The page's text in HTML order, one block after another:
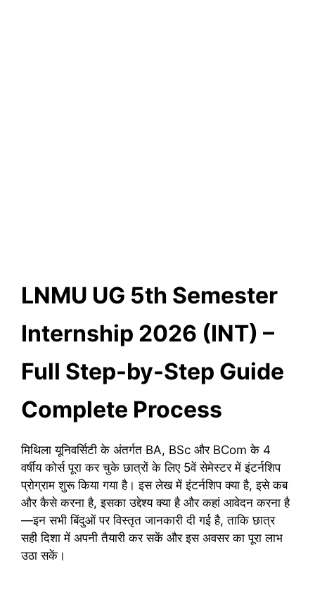
LNMU UG 5th Semester
Internship 2026 (INT) –
Full Step-by-Step Guide
Complete Process
मिथिला यूनिवर्सिटी के अंतर्गत BA, BSc और BCom के 4
वर्षीय कोर्स पूरा कर चुके छात्रों के लिए 5वें सेमेस्टर में इंटर्नशिप
प्रोग्राम शुरू किया गया है। इस लेख में इंटर्नशिप क्या है, इसे कब
और कैसे करना है, इसका उद्देश्य क्या है और कहां आवेदन करना है
—इन सभी बिंदुओं पर विस्तृत जानकारी दी गई है, ताकि छात्र
सही दिशा में अपनी तैयारी कर सकें और इस अवसर का पूरा लाभ
उठा सकें।